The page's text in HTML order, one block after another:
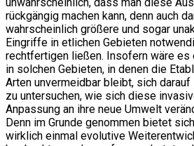
rückgängig machen kann, denn auch
wahrscheinlich größere und sogar
Eingriffe in etlichen Gebieten
rechtfertigen ließen. Insofern wäre es
in solchen Gebieten, in denen die
Arten unvermeidbar bleibt, sich
zu untersuchen, wie sich diese
Anpassung an ihre neue Umwelt
Denn im Grunde genommen bietet
wirklich einmal evolutive